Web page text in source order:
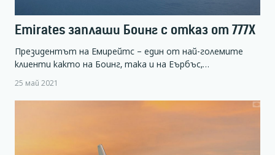
Emirates заплаши Боинг с отказ от 777X
Президентът на Емирейтс – един от най-големите
клиенти както на Боинг, така и на Еърбъс,…
25 май 2021